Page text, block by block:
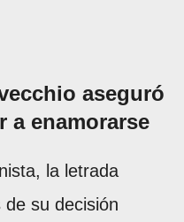
aseguró
a enamorarse
la letrada
su decisión